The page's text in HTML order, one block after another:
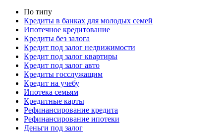
По типу
Кредиты в банках для молодых семей
Ипотечное кредитование
Кредиты без залога
Кредит под залог недвижимости
Кредит под залог квартиры
Кредит под залог авто
Кредиты госслужащим
Кредит на учебу
Ипотека семьям
Кредитные карты
Рефинансирование кредита
Рефинансирование ипотеки
Деньги под залог